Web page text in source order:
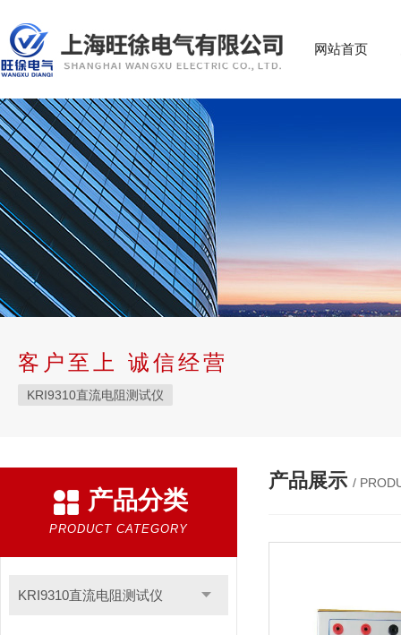
网站首页
客户至上 诚信经营
KRI9310直流电阻测试仪
产品分类
PRODUCT CATEGORY
KRI9310直流电阻测试仪
产品展示 /